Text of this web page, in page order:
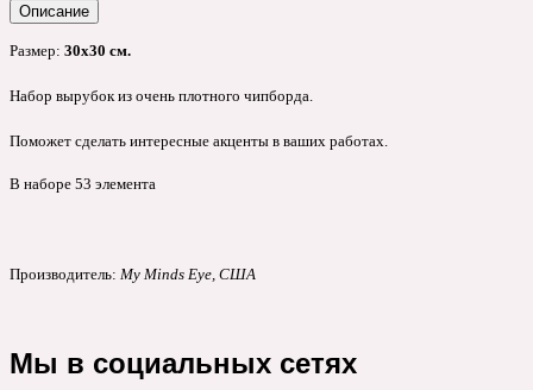
Описание
Размер: 30х30 см.
Набор вырубок из очень плотного чипборда.
Поможет сделать интересные акценты в ваших работах.
В наборе 53 элемента
Производитель: My Minds Eye, США
Мы в социальных сетях